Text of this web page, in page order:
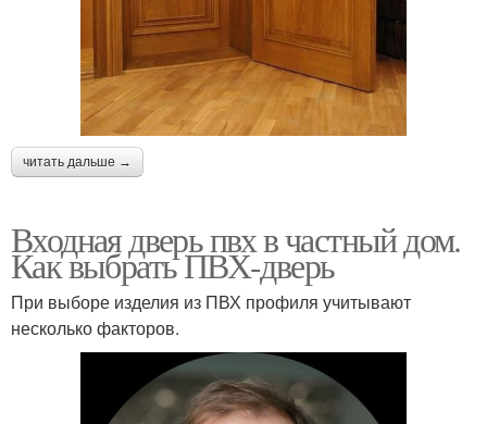
читать дальше →
Входная дверь пвх в частный дом.
Как выбрать ПВХ-дверь
При выборе изделия из ПВХ профиля учитывают
несколько факторов.